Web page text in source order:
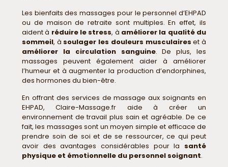
Les bienfaits des massages pour le personnel d’EHPAD
ou de maison de retraite sont multiples. En effet, ils
aident à réduire le stress, à améliorer la qualité du
sommeil, à soulager les douleurs musculaires et à
améliorer la circulation sanguine. De plus, les
massages peuvent également aider à améliorer
l’humeur et à augmenter la production d’endorphines,
des hormones du bien-être.
En offrant des services de massage aux soignants en
EHPAD, Claire-Massage.fr aide à créer un
environnement de travail plus sain et agréable. De ce
fait, les massages sont un moyen simple et efficace de
prendre soin de soi et de se ressourcer, ce qui peut
avoir des avantages considérables pour la santé
physique et émotionnelle du personnel soignant.